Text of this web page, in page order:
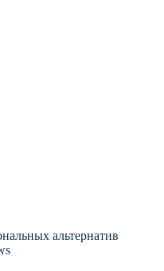
альтернатив